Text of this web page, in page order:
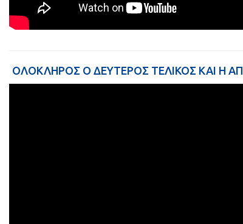
ΟΛΟΚΛΗΡΟΣ Ο ΔΕΥΤΕΡΟΣ ΤΕΛΙΚΟΣ ΚΑΙ Η